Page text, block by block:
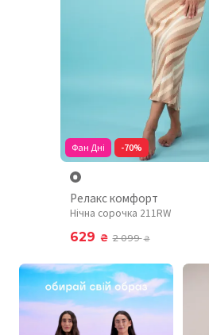
Фан Дні -70%
Релакс комфорт
Нічна сорочка 211RW
629 ₴ 2 099₴